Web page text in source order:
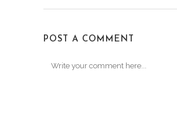
POST A COMMENT